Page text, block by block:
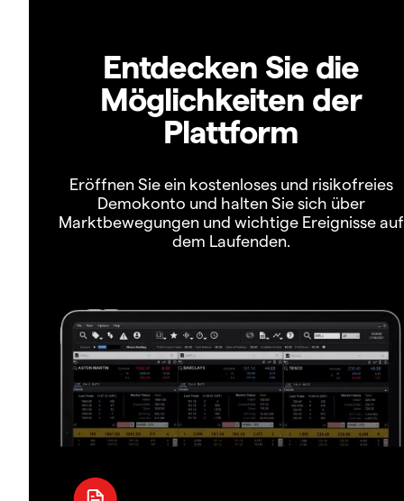
Entdecken Sie die
Möglichkeiten der
Plattform
Eröffnen Sie ein kostenloses und risikofreies
Demokonto und halten Sie sich über
Marktbewegungen und wichtige Ereignisse auf
dem Laufenden.